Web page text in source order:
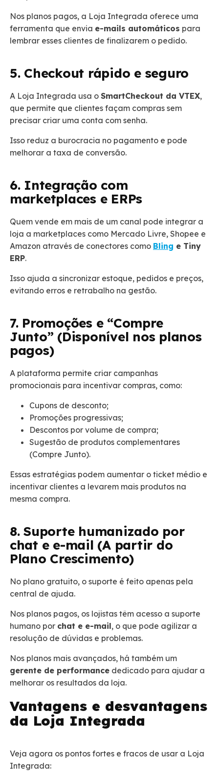
Nos planos pagos, a Loja Integrada oferece uma
ferramenta que envia e-mails automáticos para
lembrar esses clientes de finalizarem o pedido.
5. Checkout rápido e seguro
A Loja Integrada usa o SmartCheckout da VTEX,
que permite que clientes façam compras sem
precisar criar uma conta com senha.
Isso reduz a burocracia no pagamento e pode
melhorar a taxa de conversão.
6. Integração com
marketplaces e ERPs
Quem vende em mais de um canal pode integrar a
loja a marketplaces como Mercado Livre, Shopee e
Amazon através de conectores como Bling e Tiny
ERP.
Isso ajuda a sincronizar estoque, pedidos e preços,
evitando erros e retrabalho na gestão.
7. Promoções e “Compre
Junto” (Disponível nos planos
pagos)
A plataforma permite criar campanhas
promocionais para incentivar compras, como:
Cupons de desconto;
Promoções progressivas;
Descontos por volume de compra;
Sugestão de produtos complementares
(Compre Junto).
Essas estratégias podem aumentar o ticket médio e
incentivar clientes a levarem mais produtos na
mesma compra.
8. Suporte humanizado por
chat e e-mail (A partir do
Plano Crescimento)
No plano gratuito, o suporte é feito apenas pela
central de ajuda.
Nos planos pagos, os lojistas têm acesso a suporte
humano por chat e e-mail, o que pode agilizar a
resolução de dúvidas e problemas.
Nos planos mais avançados, há também um
gerente de performance dedicado para ajudar a
melhorar os resultados da loja.
Vantagens e desvantagens
da Loja Integrada
Veja agora os pontos fortes e fracos de usar a Loja
Integrada: